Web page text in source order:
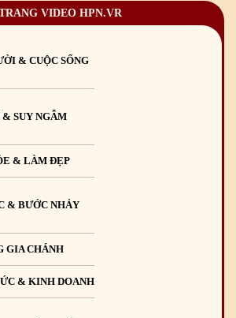
VIDEO HPN.VR
& CUỘC SỐNG
SUY NGẪM
& LÀM ĐẸP
& BƯỚC NHẢY
GIA CHÁNH
& KINH DOANH